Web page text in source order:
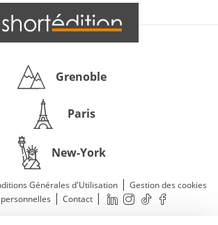
Grenoble
Paris
New-York
Générales d'Utilisation| Gestion des cookies
| Contact|